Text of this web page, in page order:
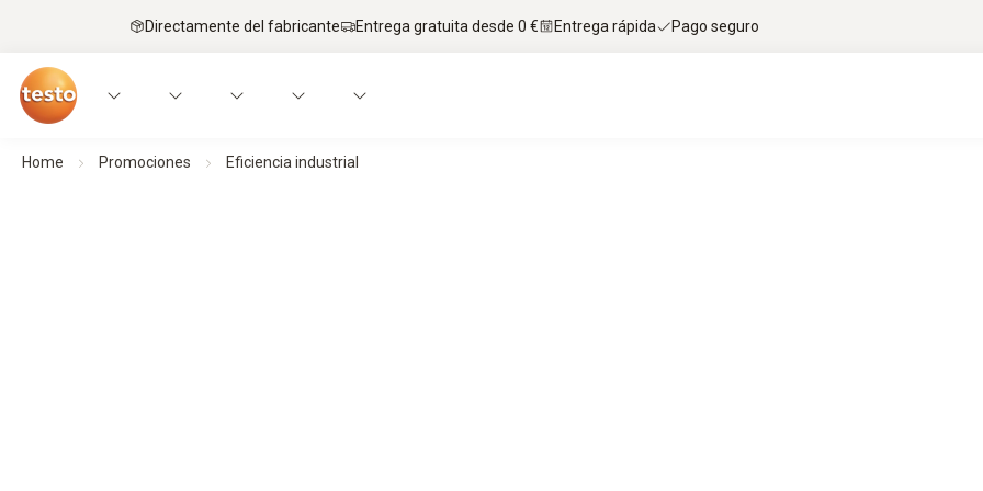
Directamente del fabricante Entrega gratuita desde 0 € Entrega rápida Pago seguro
Home Promociones Eficiencia industrial